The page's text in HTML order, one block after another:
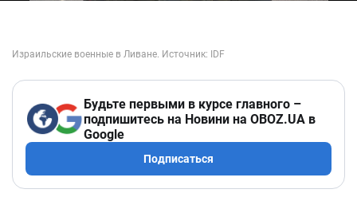
Будьте первыми в курсе главного –
подпишитесь на Новини на OBOZ.UA в
Google
Подписаться